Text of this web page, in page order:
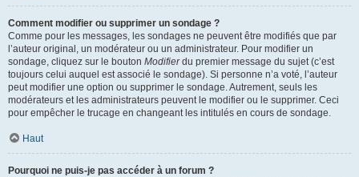
Comment modifier ou supprimer un sondage ?
Comme pour les messages, les sondages ne peuvent être modifiés que par
l’auteur original, un modérateur ou un administrateur. Pour modifier un
sondage, cliquez sur le bouton Modifierdu premier message du sujet (c’est
toujours celui auquel est associé le sondage). Si personne n’a voté, l’auteur
peut modifier une option ou supprimer le sondage. Autrement, seuls les
modérateurs et les administrateurs peuvent le modifier ou le supprimer. Ceci
pour empêcher le trucage en changeant les intitulés en cours de sondage.
Haut
Pourquoi ne puis-je pas accéder à un forum ?